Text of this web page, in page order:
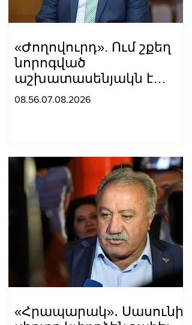
«Ժողովուրդ». Ում շքեղ
նորոգված
աշխատասենյակն է
տրամադրվել Արայիկ
08.56.07.08.2026
«Հրապարակ»․ Սասունի